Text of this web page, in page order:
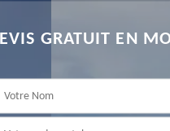
GRATUIT EN